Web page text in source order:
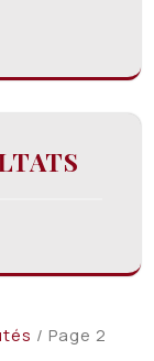
/ Page 2